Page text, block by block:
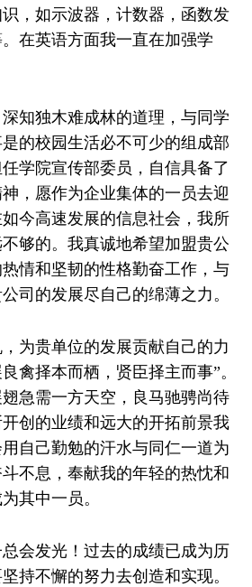
，如示波器，计数器，函数发
在英语方面我一直在加强学
独木难成林的道理，与同学
的校园生活必不可少的组成部
学院宣传部委员，自信具备了
，愿作为企业集体的一员去迎
今高速发展的信息社会，我所
够的。我真诚地希望加盟贵公
情和坚韧的性格勤奋工作，与
司的发展尽自己的绵薄之力。
贵单位的发展贡献自己的力
禽择本而栖，贤臣择主而事”。
急需一方天空，良马驰骋尚待
创的业绩和远大的开拓前景我
自己勤勉的汗水与同仁一道为
不息，奉献我的年轻的热忱和
其中一员。
发光！过去的成绩已成为历
持不懈的努力去创造和实现。